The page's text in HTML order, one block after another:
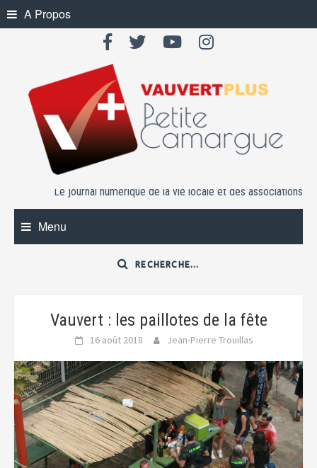
Skip
to
A Propos
Le journal numérique de la vie locale et des associations
Menu
Vauvert : les paillotes de la fête
16 août 2018 Jean-Pierre Trouillas